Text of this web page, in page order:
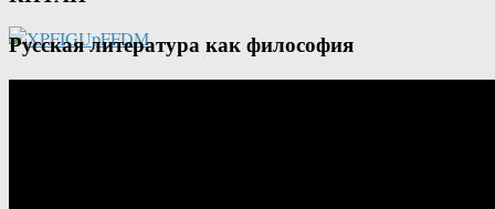
Русская литература как философия